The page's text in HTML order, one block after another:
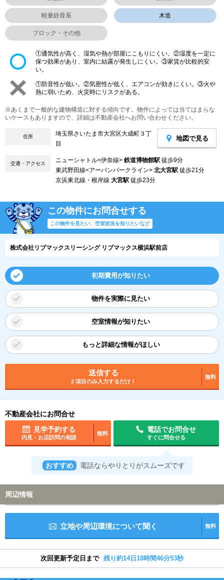
軽量鉄骨系 木造
ブロック・その他
①通気性が高く、湿気や熱が部屋にこもりにくい。②湿度を一定に
保つ効果があり、室内に結露が発生しにくい。③家賃が比較的安
い。
①防音性が低い。②気密性が低く、エアコンが効きにくい。③火や
熱に弱いため、火災時にリスクがある。
※あくまで一般的な建物構造に対する傾向です。物件によっては当てはまらな
いケースもありますので、詳細は不動産会社へお問い合わせください。
住所
埼玉県さいたま市大宮区大成町３丁
目
地図で見る
交通・アクセス ニューシャトル<伊奈線> 鉄道博物館駅 徒歩9分
東武野田線<アーバンパークライン> 北大宮駅 徒歩21分
京浜東北線・根岸線 大宮駅 徒歩23分
この物件にお問合せする
この物件を見たい、空室状況を知りたいなど
株式会社リブマックスリーシング リブマックス横浜駅前店
初期費用が知りたい
物件を実際に見たい
空室情報が知りたい
もっと詳細な情報がほしい
送信する
2 項目のみ入力するだけ！
無料
不動産会社にお問合せ
見学予約する
内見・お店訪問の相談
無料
電話でお問合せ
すぐに問合せる
おすすめ 電話ならやりとりがスムーズです
周辺情報
立地や周辺環境について聞く 無料
次回更新予定日まで 残り約14日18時間46分52秒